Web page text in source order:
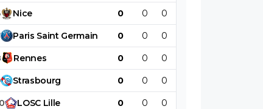
Nice 0 0 0
Paris Saint Germain 0 0 0
Rennes 0 0 0
Strasbourg 0 0 0
LOSC Lille 0 0 0